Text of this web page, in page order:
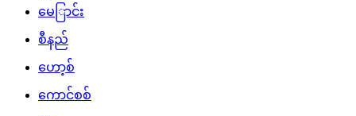
မေြာင်း
စီနည်
ဟော့စ်
ကောင်စစ်